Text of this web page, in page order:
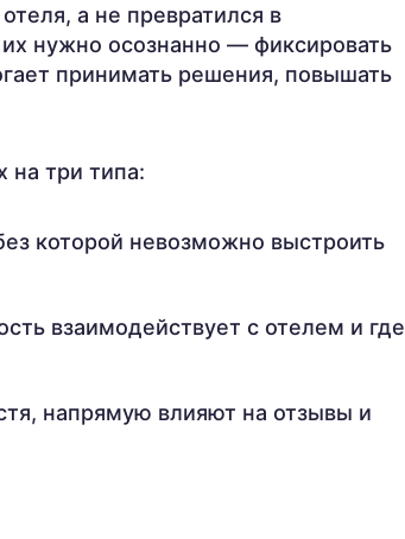
а не превратился в
нужно осознанно — фиксировать
принимать решения, повышать
на три типа:
которой невозможно выстроить
взаимодействует с отелем и где
напрямую влияют на отзывы и